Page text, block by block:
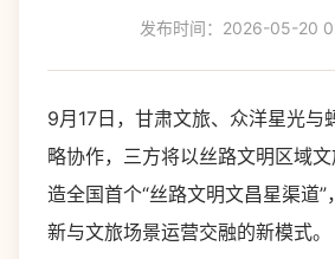
发布时间：2026-05-20
9月17日，甘肃文旅、众洋星光与
略协作，三方将以丝路文明区域
造全国首个“丝路文明文昌星渠道
新与文旅场景运营交融的新模式。